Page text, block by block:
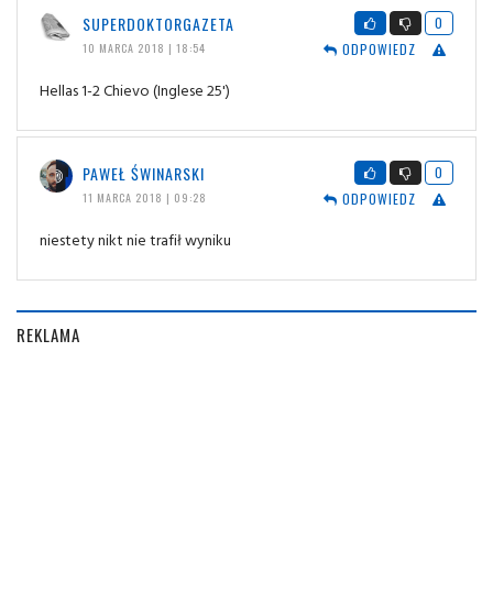
SUPERDOKTORGAZETA
10 MARCA 2018 | 18:54
0
ODPOWIEDZ
Hellas 1-2 Chievo (Inglese 25')
PAWEŁ ŚWINARSKI
11 MARCA 2018 | 09:28
0
ODPOWIEDZ
niestety nikt nie trafił wyniku
REKLAMA